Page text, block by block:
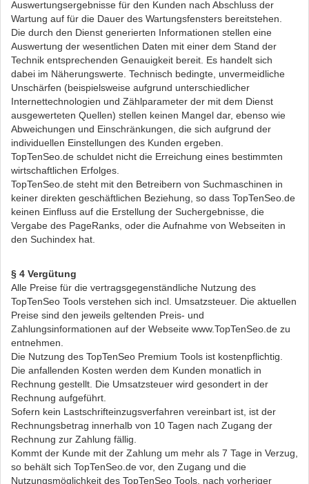
Auswertungsergebnisse für den Kunden nach Abschluss der
Wartung auf für die Dauer des Wartungsfensters bereitstehen.
Die durch den Dienst generierten Informationen stellen eine
Auswertung der wesentlichen Daten mit einer dem Stand der
Technik entsprechenden Genauigkeit bereit. Es handelt sich
dabei im Näherungswerte. Technisch bedingte, unvermeidliche
Unschärfen (beispielsweise aufgrund unterschiedlicher
Internettechnologien und Zählparameter der mit dem Dienst
ausgewerteten Quellen) stellen keinen Mangel dar, ebenso wie
Abweichungen und Einschränkungen, die sich aufgrund der
individuellen Einstellungen des Kunden ergeben.
TopTenSeo.de schuldet nicht die Erreichung eines bestimmten
wirtschaftlichen Erfolges.
TopTenSeo.de steht mit den Betreibern von Suchmaschinen in
keiner direkten geschäftlichen Beziehung, so dass TopTenSeo.de
keinen Einfluss auf die Erstellung der Suchergebnisse, die
Vergabe des PageRanks, oder die Aufnahme von Webseiten in
den Suchindex hat.
§ 4 Vergütung
Alle Preise für die vertragsgegenständliche Nutzung des
TopTenSeo Tools verstehen sich incl. Umsatzsteuer. Die aktuellen
Preise sind den jeweils geltenden Preis- und
Zahlungsinformationen auf der Webseite www.TopTenSeo.de zu
entnehmen.
Die Nutzung des TopTenSeo Premium Tools ist kostenpflichtig.
Die anfallenden Kosten werden dem Kunden monatlich in
Rechnung gestellt. Die Umsatzsteuer wird gesondert in der
Rechnung aufgeführt.
Sofern kein Lastschrifteinzugsverfahren vereinbart ist, ist der
Rechnungsbetrag innerhalb von 10 Tagen nach Zugang der
Rechnung zur Zahlung fällig.
Kommt der Kunde mit der Zahlung um mehr als 7 Tage in Verzug,
so behält sich TopTenSeo.de vor, den Zugang und die
Nutzungsmöglichkeit des TopTenSeo Tools, nach vorheriger